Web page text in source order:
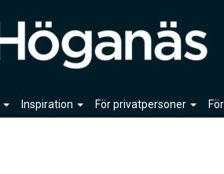
Inspiration För privatpersoner